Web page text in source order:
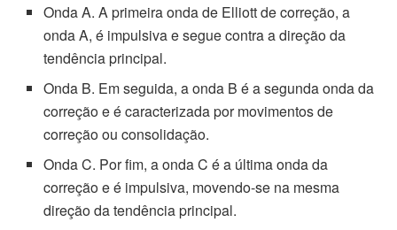
Onda A. A primeira onda de Elliott de correção, a
onda A, é impulsiva e segue contra a direção da
tendência principal.
Onda B. Em seguida, a onda B é a segunda onda da
correção e é caracterizada por movimentos de
correção ou consolidação.
Onda C. Por fim, a onda C é a última onda da
correção e é impulsiva, movendo-se na mesma
direção da tendência principal.